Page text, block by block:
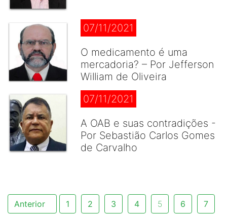
07/11/2021
O medicamento é uma
mercadoria? – Por Jefferson
William de Oliveira
07/11/2021
A OAB e suas contradições -
Por Sebastião Carlos Gomes
de Carvalho
Anterior 1 2 3 4 5 6 7